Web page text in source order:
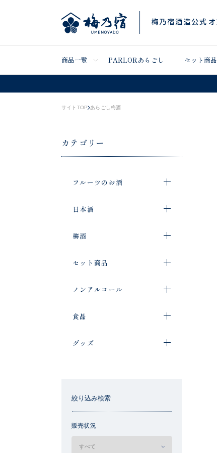
商品一覧 PARLORあらごし セット商品
サイトTOP あらごし梅酒
カテゴリー
フルーツのお酒
日本酒
梅酒
セット商品
ノンアルコール
食品
グッズ
絞り込み検索
販売状況